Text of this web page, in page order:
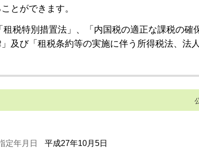
とができます。
租税特別措置法」、「内国税の適正な課税の
及び「租税条約等の実施に伴う所得税法、法
定年月日 平成27年10月5日